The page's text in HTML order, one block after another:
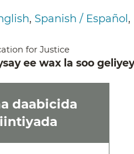
Spanish / Español
for Justice
ee wax la soo geliyey
daabicida